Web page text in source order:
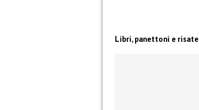
Libri, panettoni e risate